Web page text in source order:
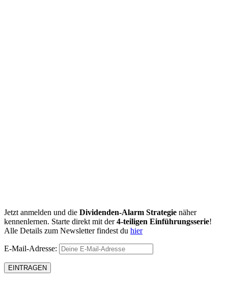
Jetzt anmelden und die Dividenden-Alarm Strategie näher
kennenlernen. Starte direkt mit der4-teiligen Einführungsserie!
Alle Details zum Newsletter findest du hier
E-Mail-Adresse: